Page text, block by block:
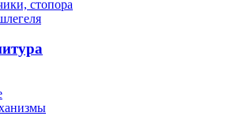
стопора